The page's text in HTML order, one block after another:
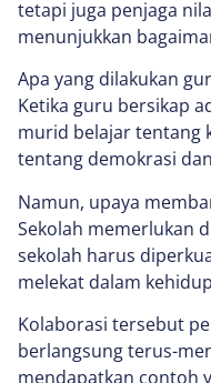
tetapi juga penjaga
menunjukkan
Apa yang dilakukan
Ketika guru bersikap
murid belajar tentang
tentang demokrasi
Namun, upaya
Sekolah memerlukan
sekolah harus
melekat dalam
Kolaborasi tersebut
berlangsung terus-
mendapatkan contoh